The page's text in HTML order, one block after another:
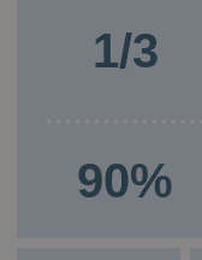
1/3
90%